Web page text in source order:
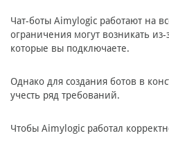
Чат-боты Aimylogic работают на
ограничения могут возникать
которые вы подключаете.
Однако для создания ботов в
учесть ряд требований.
Чтобы Aimylogic работал